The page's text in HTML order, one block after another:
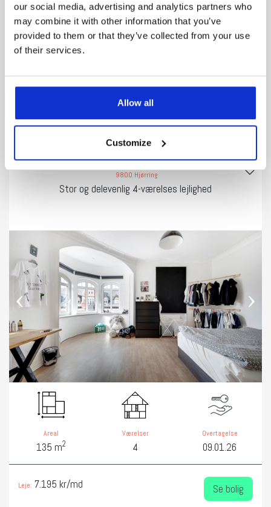
our social media, advertising and analytics partners who
may combine it with other information that you’ve
provided to them or that they’ve collected from your use
of their services.
Allow all
Customize
80 m2 3 Køsystem
Se bolig
9800 Hjørring
Stor og delevenlig 4-værelses lejlighed
‹ ›
Areal
135 m2
Værelser
4
Overtagelse
09.01.26
Leje: 7.195 kr/md Se bolig